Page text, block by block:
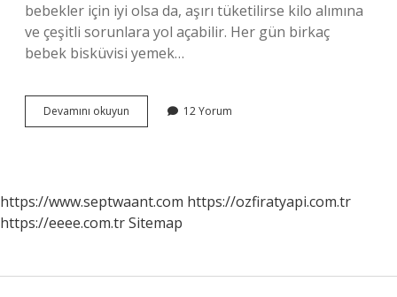
bebekler için iyi olsa da, aşırı tüketilirse kilo alımına
ve çeşitli sorunlara yol açabilir. Her gün birkaç
bebek bisküvisi yemek…
Devamını okuyun
Bisküvisi
12 Yorum
https://www.septwaant.com https://ozfiratyapi.com.tr
https://eeee.com.trSitemap